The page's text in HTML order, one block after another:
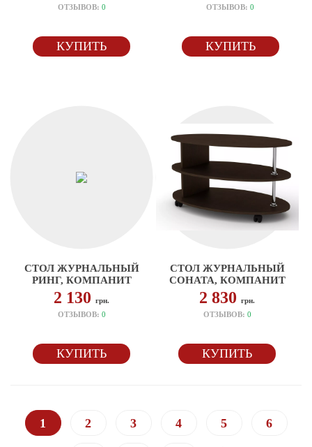
ОТЗЫВОВ: 0
КУПИТЬ
ОТЗЫВОВ:0
КУПИТЬ
СТОЛ ЖУРНАЛЬНЫЙ
РИНГ, КОМПАНИТ
2 130грн.
ОТЗЫВОВ: 0
КУПИТЬ
СТОЛ ЖУРНАЛЬНЫЙ
СОНАТА, КОМПАНИТ
2 830грн.
ОТЗЫВОВ: 0
КУПИТЬ
1 2 3 4 5 6